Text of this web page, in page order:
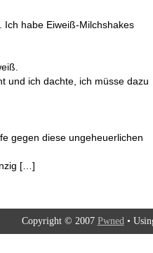
Ich habe Eiweiß-Milchshakes
und ich dachte, ich müsse dazu
gegen diese ungeheuerlichen
[…]
Copyright © 2007 Pwned•